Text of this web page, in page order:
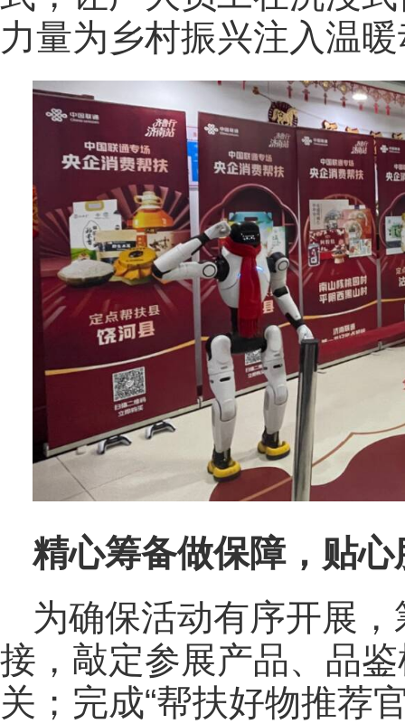
力量为乡村振兴注入温
精心筹备做保障，贴
为确保活动有序开展
接，敲定参展产品、品
关；完成“帮扶好物推荐